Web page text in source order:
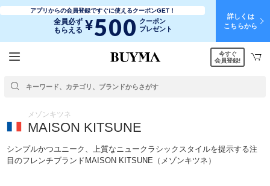
アプリからの会員登録ですぐに使えるクーポンGET！
全員必ず
もらえる ¥500 クーポン
プレゼント
詳しくは
こちらから
今すぐ
会員登録!
メゾンキツネ
MAISON KITSUNE
シンプルかつユニーク、上質なニュークラシックスタイルを提示する注
目のフレンチブランドMAISON KITSUNE（メゾンキツネ）